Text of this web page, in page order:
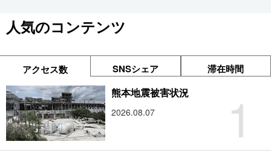
人気のコンテンツ
アクセス数 SNSシェア 滞在時間
1
熊本地震被害状況
2026.08.07